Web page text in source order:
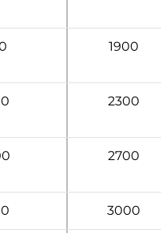
1900
2300
2700
3000